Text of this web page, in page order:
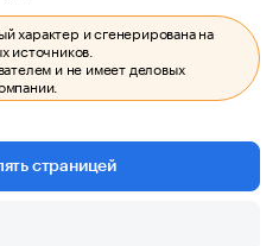
характер и сгенерирована на
источников.
и не имеет деловых
страницей